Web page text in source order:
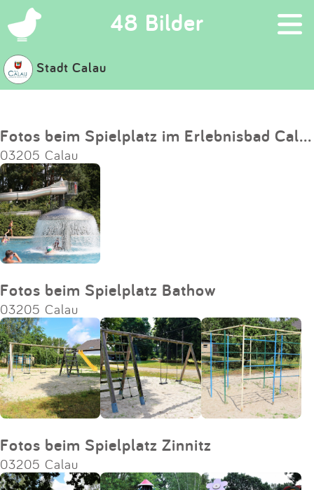
48 Bilder ×
Suchen
Eintragen
Kontakt
Impressum
Anmelden
Stadt Calau
Fotos beim Spielplatz im Erlebnisbad Calau
03205 Calau
Fotos beim Spielplatz Bathow
03205 Calau
Fotos beim Spielplatz Zinnitz
03205 Calau